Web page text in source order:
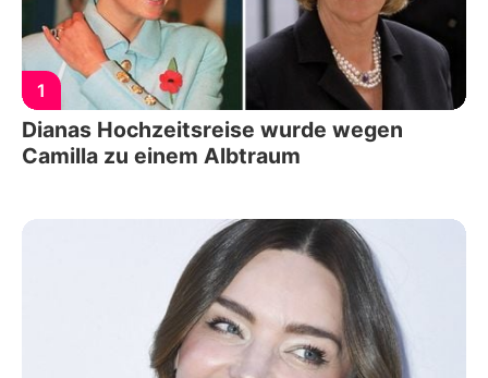
1
Dianas Hochzeitsreise wurde wegen
Camilla zu einem Albtraum